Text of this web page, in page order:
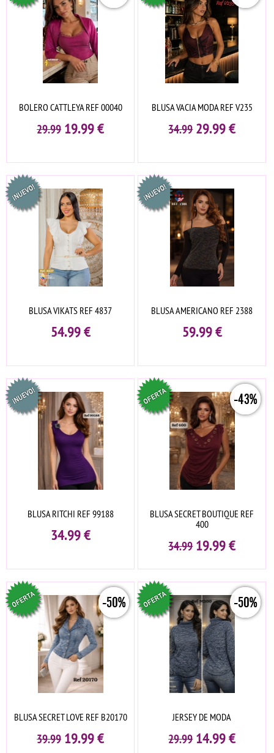
BOLERO CATTLEYA REF 00040
29.99 19.99€
BLUSA VACIA MODA REF V235
34.99 29.99€
BLUSA VIKATS REF 4837
54.99€
BLUSA AMERICANO REF 2388
59.99€
BLUSA RITCHI REF 99188
34.99€
-43%
BLUSA SECRET BOUTIQUE REF
400
34.99 19.99€
-50%
BLUSA SECRET LOVE REF B20170
39.99 19.99€
-50%
JERSEY DE MODA
29.99 14.99€